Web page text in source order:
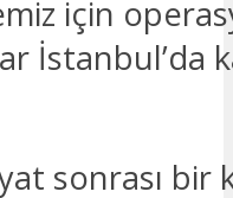
için
İstanbul’da
sonrası bir